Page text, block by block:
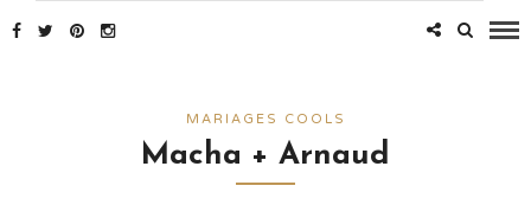
MARIAGES COOLS
Macha + Arnaud